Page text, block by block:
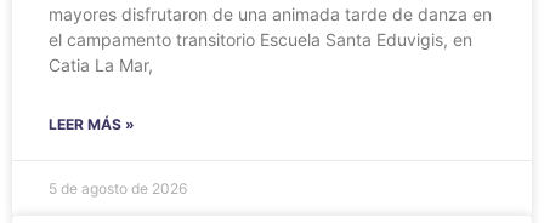
mayores disfrutaron de una animada tarde de danza en
el campamento transitorio Escuela Santa Eduvigis, en
Catia La Mar,
LEER MÁS »
5 de agosto de 2026